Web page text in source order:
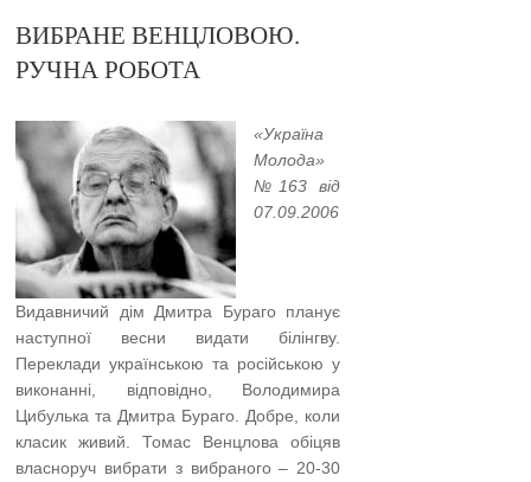
ВИБРАНЕ ВЕНЦЛОВОЮ.
РУЧНА РОБОТА
«Україна
Молода»
№163 від
07.09.2006
Видавничий дім Дмитра Бураго планує
наступної весни видати білінгву.
Переклади українською та російською у
виконанні, відповідно, Володимира
Цибулька та Дмитра Бураго. Добре, коли
класик живий. Томас Венцлова обіцяв
власноруч вибрати з вибраного – 20-30